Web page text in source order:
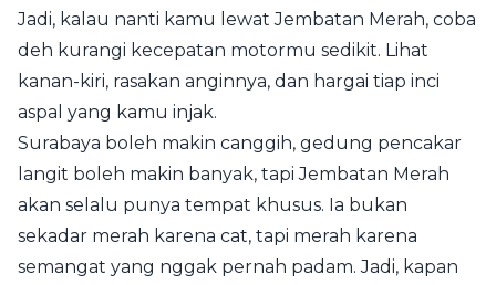
Jadi, kalau nanti kamu lewat Jembatan Merah, coba
deh kurangi kecepatan motormu sedikit. Lihat
kanan-kiri, rasakan anginnya, dan hargai tiap inci
aspal yang kamu injak.
Surabaya boleh makin canggih, gedung pencakar
langit boleh makin banyak, tapi Jembatan Merah
akan selalu punya tempat khusus. Ia bukan
sekadar merah karena cat, tapi merah karena
semangat yang nggak pernah padam. Jadi, kapan